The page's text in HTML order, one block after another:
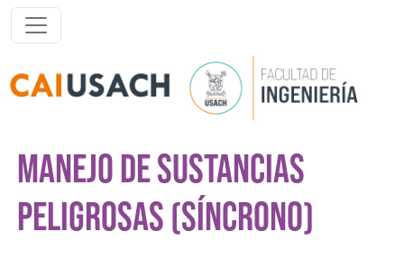
Pasar al contenido principal
MANEJO DE SUSTANCIAS
PELIGROSAS (SÍNCRONO)